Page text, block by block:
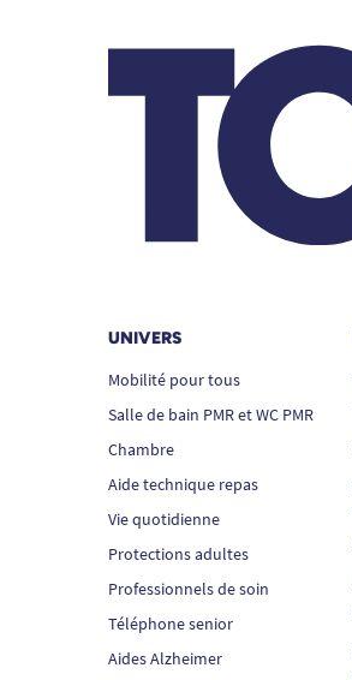
UNIVERS
Mobilité pour tous
Salle de bain PMR et WC PMR
Chambre
Aide technique repas
Vie quotidienne
Protections adultes
Professionnels de soin
Téléphone senior
Aides Alzheimer